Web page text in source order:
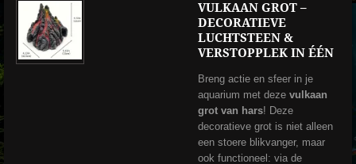
VULKAAN GROT –
DECORATIEVE
LUCHTSTEEN &
VERSTOPPLEK IN ÉÉN
Breng actie en sfeer in je
aquarium met deze vulkaan
grot van hars! Deze
decoratieve grot is niet alleen
een stoere blikvanger, maar
ook functioneel: via de